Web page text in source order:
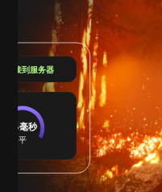
连接到服务器
24毫秒
平